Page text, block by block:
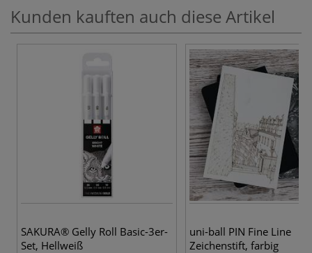
Kunden kauften auch diese Artikel
SAKURA® Gelly Roll Basic-3er-
Set, Hellweiß
uni-ball PIN Fine Line
Zeichenstift, farbig